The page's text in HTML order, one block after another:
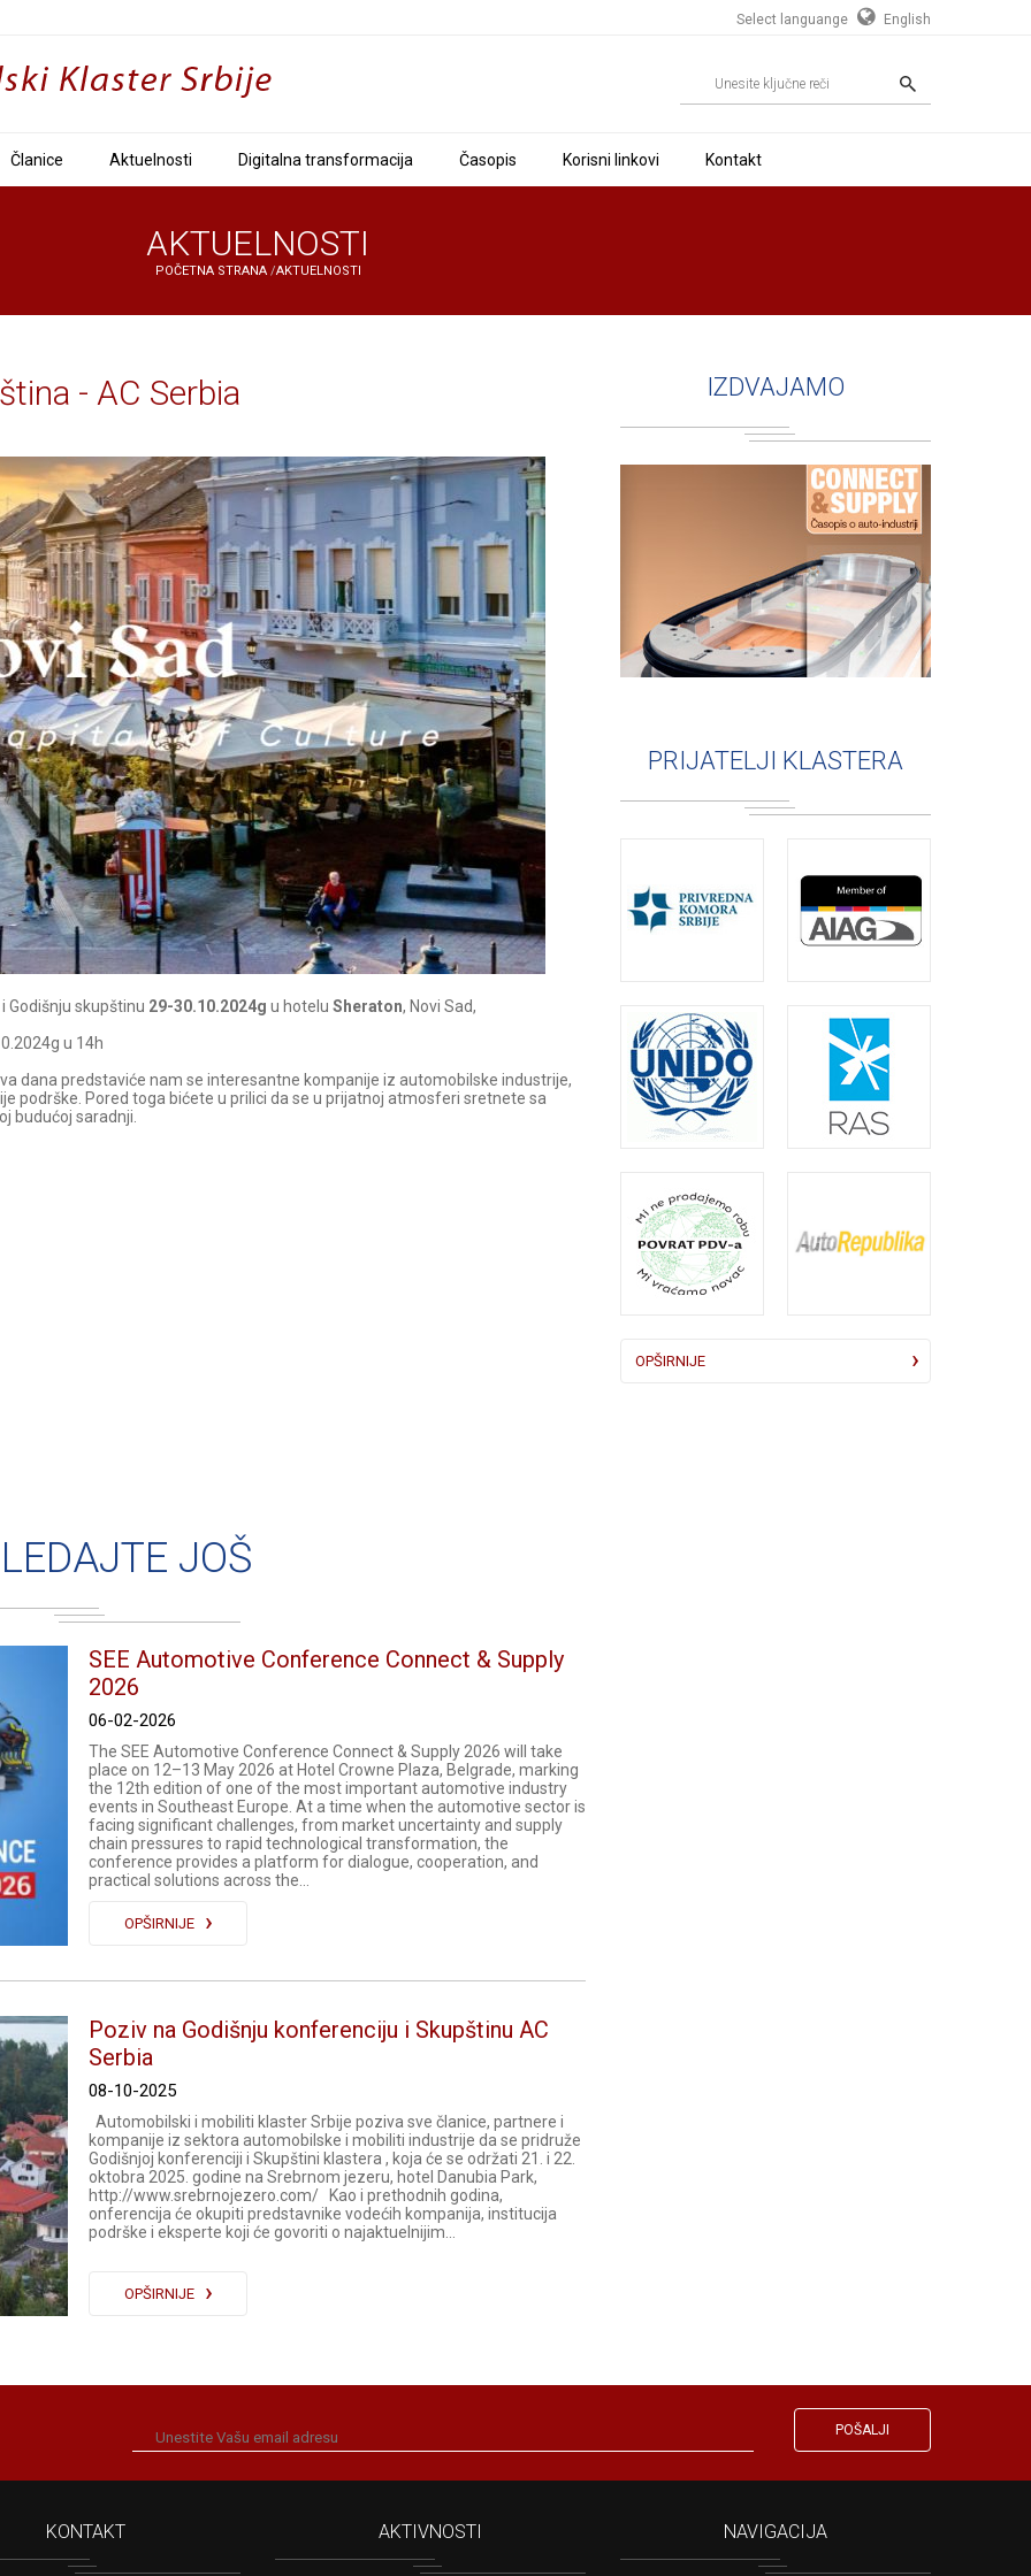
Select languange English
Članice Aktuelnosti Digitalna transformacija Časopis Korisni linkovi Kontakt
AKTUELNOSTI
POČETNA STRANA/AKTUELNOSTI
- AC Serbia
Godišnju skupštinu 29-30.10.2024g u hotelu Sheraton, Novi Sad,
u 14h
dana predstaviće nam se interesantne kompanije iz automobilske industrije,
podrške. Pored toga bićete u prilici da se u prijatnoj atmosferi sretnete sa
budućoj saradnji.
JOŠ
SEE Automotive Conference Connect & Supply
2026
06-02-2026
The SEE Automotive Conference Connect & Supply 2026 will take
place on 12–13 May 2026 at Hotel Crowne Plaza, Belgrade, marking
the 12th edition of one of the most important automotive industry
events in Southeast Europe. At a time when the automotive sector is
facing significant challenges, from market uncertainty and supply
chain pressures to rapid technological transformation, the
conference provides a platform for dialogue, cooperation, and
practical solutions across the...
OPŠIRNIJE
Poziv na Godišnju konferenciju i Skupštinu AC
Serbia
08-10-2025
Automobilski i mobiliti klaster Srbije poziva sve članice, partnere i
kompanije iz sektora automobilske i mobiliti industrije da se pridruže
Godišnjoj konferenciji i Skupštini klastera , koja će se održati 21. i 22.
oktobra 2025. godine na Srebrnom jezeru, hotel Danubia Park,
http://www.srebrnojezero.com/ Kao i prethodnih godina,
onferencija će okupiti predstavnike vodećih kompanija, institucija
podrške i eksperte koji će govoriti o najaktuelnijim...
OPŠIRNIJE
IZDVAJAMO
PRIJATELJI KLASTERA
OPŠIRNIJE
KONTAKT AKTIVNOSTI NAVIGACIJA